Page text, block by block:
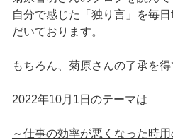
自分で感じた「独り言」を毎
だいております。
もちろん、菊原さんの了承を得
2022年10月1日のテーマは
～仕事の効率が悪くなった時